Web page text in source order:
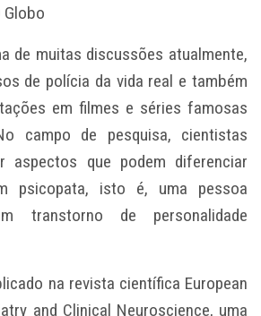
Globo
de muitas discussões atualmente,
de polícia da vida real e também
em filmes e séries famosas
campo de pesquisa, cientistas
aspectos que podem diferenciar
psicopata, isto é, uma pessoa
transtorno de personalidade
na revista científica European
and Clinical Neuroscience, uma